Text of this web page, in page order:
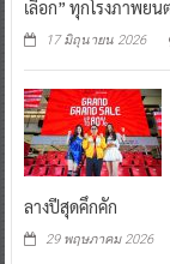
เลือก” ทุกโรงภาพย
17 มิถุนายน 2026
ลางปีสุดคึกคัก
29 พฤษภาคม 2026